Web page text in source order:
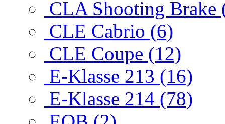
CLA Shooting Brake
CLE Cabrio (6)
CLE Coupe (12)
E-Klasse 213 (16)
E-Klasse 214 (78)